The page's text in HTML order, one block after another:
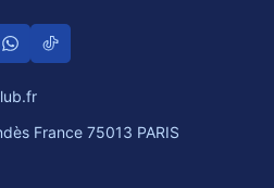
France 75013 PARIS